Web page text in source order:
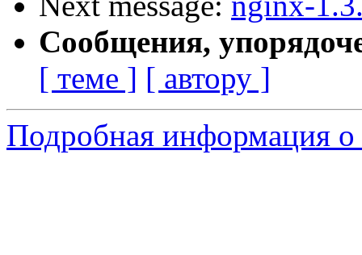
Сообщения,
[ теме ] [ автору ]
Подробная информация